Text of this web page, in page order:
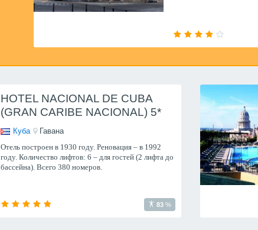
HOTEL NACIONAL DE CUBA
(GRAN CARIBE NACIONAL) 5*
Куба
Гавана
Отель построен в 1930 году. Реновация – в 1992
году. Количество лифтов: 6 – для гостей (2 лифта до
бассейна). Всего 380 номеров.
83 %